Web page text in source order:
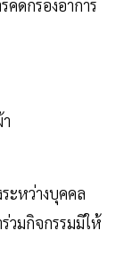
คัดกรองอาการ
ะหว่างบุคคล
วมกิจกรรมมิให้